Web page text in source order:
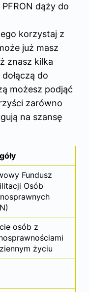
dąży do
korzystaj z
już masz
znasz kilka
do
możesz podjąć
zarówno
na szansę
Fundusz
Osób
osób z
życiu